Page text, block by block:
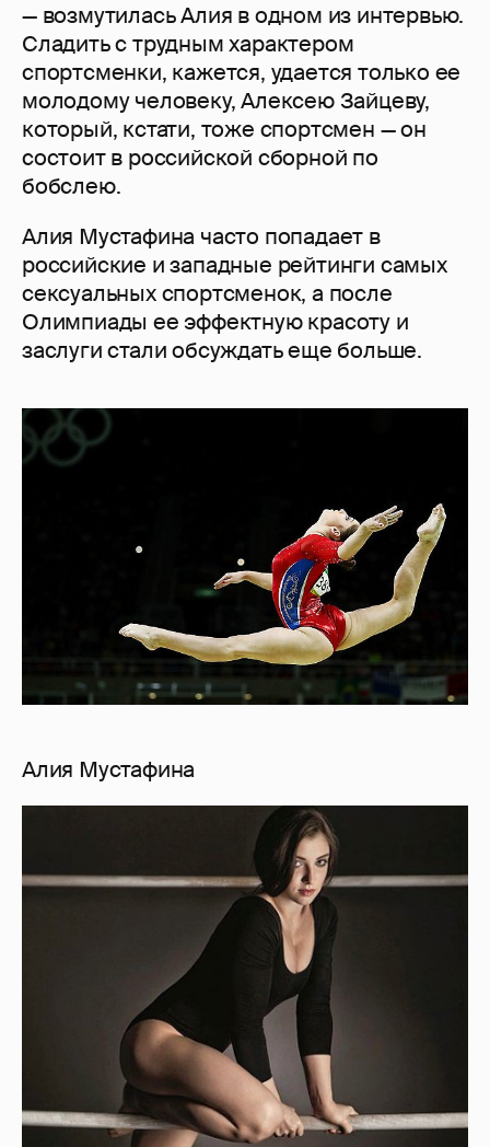
— возмутилась Алия в одном из интервью.
Сладить с трудным характером
спортсменки, кажется, удается только ее
молодому человеку, Алексею Зайцеву,
который, кстати, тоже спортсмен — он
состоит в российской сборной по
бобслею.
Алия Мустафина часто попадает в
российские и западные рейтинги самых
сексуальных спортсменок, а после
Олимпиады ее эффектную красоту и
заслуги стали обсуждать еще больше.
Алия Мустафина